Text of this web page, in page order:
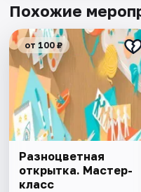
Похожие
от 100 ₽
Разноцветная
открытка. Мастер-
класс